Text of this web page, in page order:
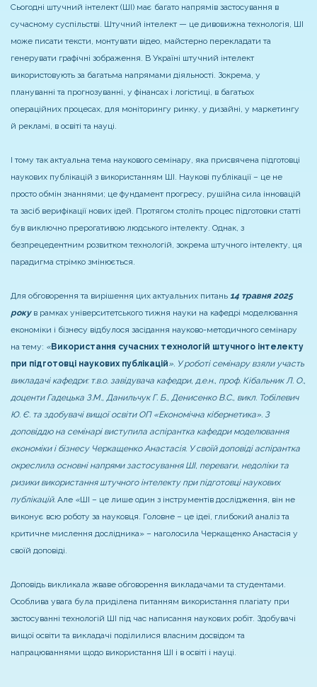
Сьогодні штучний інтелект (ШІ) має багато напрямів застосування в
сучасному суспільстві. Штучний інтелект — це дивовижна технологія, ШІ
може писати тексти, монтувати відео, майстерно перекладати та
генерувати графічні зображення. В Україні штучний інтелект
використовують за багатьма напрямами діяльності. Зокрема, у
плануванні та прогнозуванні, у фінансах і логістиці, в багатьох
операційних процесах, для моніторингу ринку, у дизайні, у маркетингу
й рекламі, в освіті та науці.
І тому так актуальна тема наукового семінару, яка присвячена підготовці
наукових публікацій з використанням ШІ. Наукові публікації – це не
просто обмін знаннями; це фундамент прогресу, рушійна сила інновацій
та засіб верифікації нових ідей. Протягом століть процес підготовки статті
був виключно прерогативою людського інтелекту. Однак, з
безпрецедентним розвитком технологій, зокрема штучного інтелекту, ця
парадигма стрімко змінюється.
Для обговорення та вирішення цих актуальних питань 14 травня 2025
рокув рамках університетського тижня науки на кафедрі моделювання
економіки і бізнесу відбулося засідання науково-методичного семінару
на тему: «Використання сучасних технологій штучного інтелекту
при підготовці наукових публікацій». У роботі семінару взяли участь
викладачі кафедри: т.в.о. завідувача кафедри, д.е.н., проф. Кібальник Л. О.,
доценти Гадецька З.М., Данильчук Г. Б., Денисенко В.С., викл. Тобілевич
Ю. Є. та здобувачі вищої освіти ОП «Економічна кібернетика». З
доповіддю на семінарі виступила аспірантка кафедри моделювання
економіки і бізнесу Черкащенко Анастасія. У своїй доповіді аспірантка
окреслила основні напрями застосування ШІ, переваги, недоліки та
ризики використання штучного інтелекту при підготовці наукових
публікацій. Але «ШІ – це лише один з інструментів дослідження, він не
виконує всю роботу за науковця. Головне – це ідеї, глибокий аналіз та
критичне мислення дослідника» – наголосила Черкащенко Анастасія у
своїй доповіді.
Доповідь викликала жваве обговорення викладачами та студентами.
Особлива увага була приділена питанням використання плагіату при
застосуванні технологій ШІ під час написання наукових робіт. Здобувачі
вищої освіти та викладачі поділилися власним досвідом та
напрацюваннями щодо використання ШІ і в освіті і науці.